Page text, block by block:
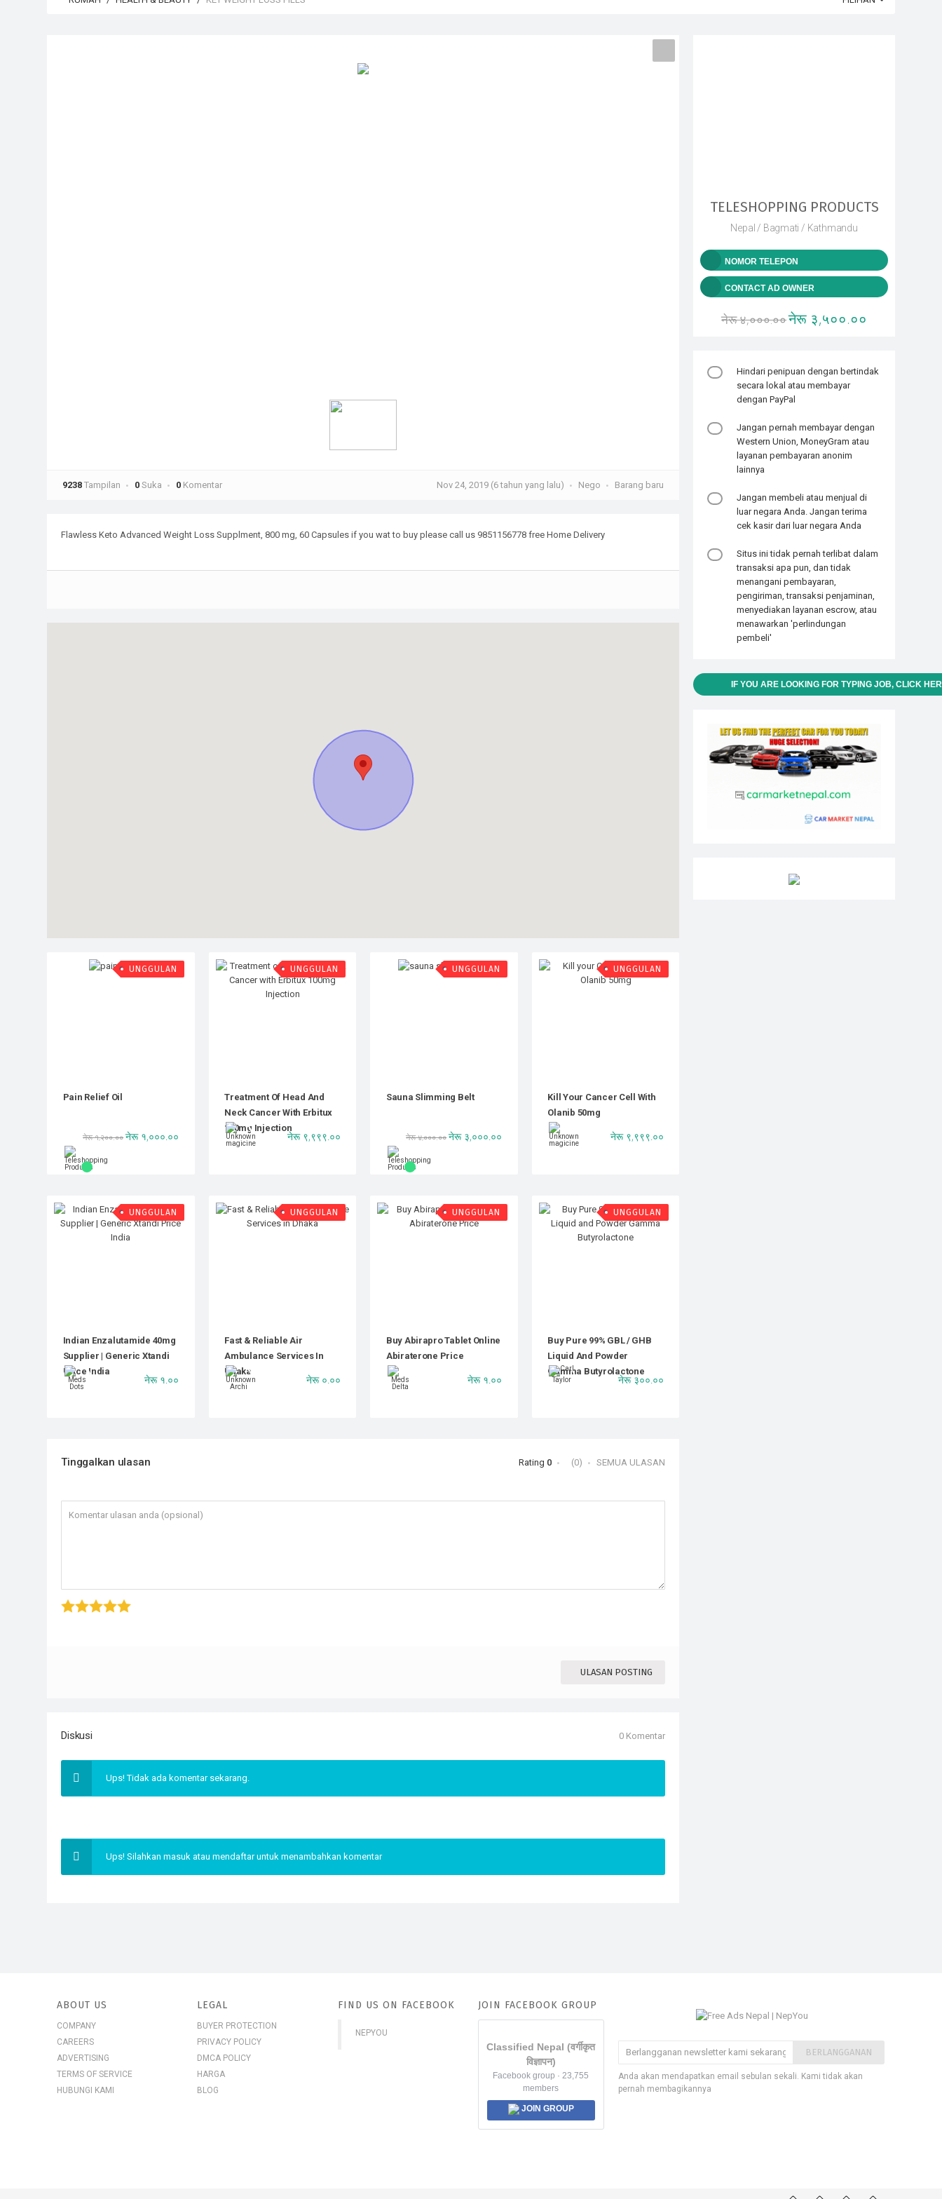
Nov 24, 2019 (6 tahun yang lalu) Nego Barang baru
9238 Tampilan 0 Suka 0 Komentar
Flawless Keto Advanced Weight Loss Supplment, 800 mg, 60 Capsules if you wat to buy please call us 9851156778 free Home Delivery
UNGGULAN
Pain Relief Oil
नेरू १,२००.०० नेरू १,०००.००
UNGGULAN
Treatment Of Head And
Neck Cancer With Erbitux
100mg Injection
नेरू ९,९९९.००
UNGGULAN
Sauna Slimming Belt
नेरू ४,०००.०० नेरू ३,०००.००
UNGGULAN
Kill Your Cancer Cell With
Olanib 50mg
नेरू ९,९९९.००
UNGGULAN
Indian Enzalutamide 40mg
Supplier | Generic Xtandi
Price India
नेरू १.००
UNGGULAN
Fast & Reliable Air
Ambulance Services In
Dhaka
नेरू ०.००
UNGGULAN
Buy Abirapro Tablet Online
Abiraterone Price
नेरू १.००
UNGGULAN
Buy Pure 99% GBL / GHB
Liquid And Powder
Gamma Butyrolactone
नेरू ३००.००
Tinggalkan ulasan Rating 0 (0) SEMUA ULASAN
ULASAN POSTING
Diskusi 0 Komentar
Ups! Tidak ada komentar sekarang.
Ups! Silahkan masuk atau mendaftar untuk menambahkan komentar
TELESHOPPING PRODUCTS
Nepal / Bagmati / Kathmandu
NOMOR TELEPON
CONTACT AD OWNER
नेरू ४,०००.००नेरू ३,५००.००
Hindari penipuan dengan bertindak
secara lokal atau membayar
dengan PayPal
Jangan pernah membayar dengan
Western Union, MoneyGram atau
layanan pembayaran anonim
lainnya
Jangan membeli atau menjual di
luar negara Anda. Jangan terima
cek kasir dari luar negara Anda
Situs ini tidak pernah terlibat dalam
transaksi apa pun, dan tidak
menangani pembayaran,
pengiriman, transaksi penjaminan,
menyediakan layanan escrow, atau
menawarkan 'perlindungan
pembeli'
IF YOU ARE LOOKING FOR TYPING JOB, CLICK
ABOUT US
COMPANY
CAREERS
ADVERTISING
TERMS OF SERVICE
HUBUNGI KAMI
LEGAL
BUYER PROTECTION
PRIVACY POLICY
DMCA POLICY
HARGA
BLOG
FIND US ON FACEBOOK
NEPYOU
JOIN FACEBOOK GROUP
Classified Nepal (वर्गीकृत
विज्ञापन)
Facebook group · 23,755
members
JOIN GROUP
BERLANGGANAN
Anda akan mendapatkan email sebulan sekali. Kami tidak akan
pernah membagikannya